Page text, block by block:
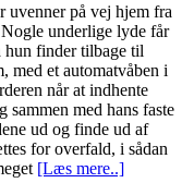
uvenner på vej hjem fra
underlige lyde får
hun finder tilbage til
med et automatvåben i
når at indhente
sammen med hans faste
ud og finde ud af
for overfald, i sådan
[Læs mere..]